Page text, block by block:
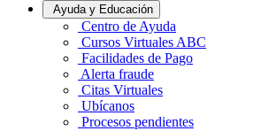
Ayuda y Educación
Centro de Ayuda
Cursos Virtuales ABC
Facilidades de Pago
Alerta fraude
Citas Virtuales
Ubícanos
Procesos pendientes